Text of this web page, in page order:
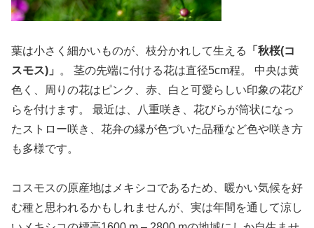
葉は小さく細かいものが、枝分かれして生える
「秋桜(コ
スモス)」
。 茎の先端に付ける花は直径5cm程。 中央は黄
色く、周りの花はピンク、赤、白と可愛らしい印象の花び
らを付けます。 最近は、八重咲き、花びらが筒状になっ
たストロー咲き、花弁の縁が色づいた品種など色や咲き方
も多様です。
コスモスの原産地はメキシコであるため、暖かい気候を好
む種と思われるかもしれませんが、実は年間を通して涼し